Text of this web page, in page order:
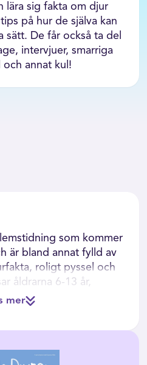
lära sig fakta om djur
på hur de själva kan
sätt. De får också ta del
intervjuer, smarriga
annat kul!
som kommer
är bland annat fylld av
roligt pyssel och
åldrarna 6-13 år,
större syskon kommer
mer